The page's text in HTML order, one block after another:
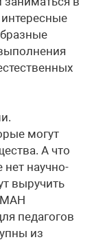
могут
А что
нет научно-
выручить
МАН
педагогов
из